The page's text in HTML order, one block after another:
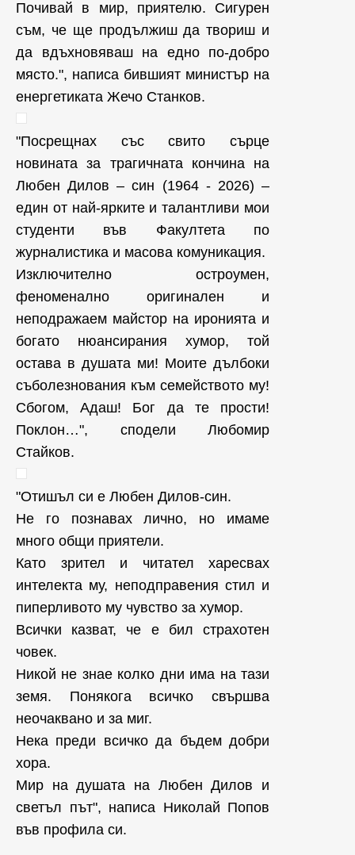
Почивай в мир, приятелю. Сигурен
съм, че ще продължиш да твориш и
да вдъхновяваш на едно по-добро
място.", написа бившият министър на
енергетиката Жечо Станков.
"Посрещнах със свито сърце
новината за трагичната кончина на
Любен Дилов – син (1964 - 2026) –
един от най-ярките и талантливи мои
студенти във Факултета по
журналистика и масова комуникация.
Изключително остроумен,
феноменално оригинален и
неподражаем майстор на иронията и
богато нюансирания хумор, той
остава в душата ми! Моите дълбоки
съболезнования към семейството му!
Сбогом, Адаш! Бог да те прости!
Поклон…", сподели Любомир
Стайков.
"Отишъл си е Любен Дилов-син.
Не го познавах лично, но имаме
много общи приятели.
Като зрител и читател харесвах
интелекта му, неподправения стил и
пиперливото му чувство за хумор.
Всички казват, че е бил страхотен
човек.
Никой не знае колко дни има на тази
земя. Понякога всичко свършва
неочаквано и за миг.
Нека преди всичко да бъдем добри
хора.
Мир на душата на Любен Дилов и
светъл път", написа Николай Попов
във профила си.